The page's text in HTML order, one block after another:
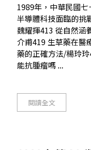
1989年，中華民國
半導體科技面臨的挑
魏耀揮413 從自然涵
介甫419 生草藥在醫
藥的正確方法/楊玲
能抗腫瘤嗎 ...
閱讀全文